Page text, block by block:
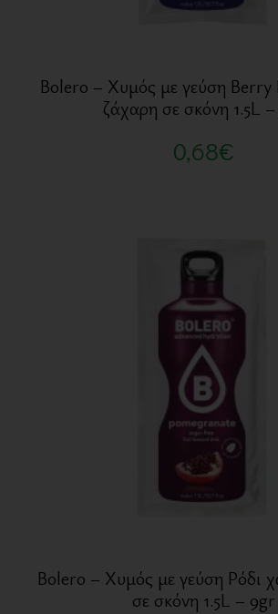
Bolero – Χυμός με γεύση Berry
ζάχαρη σε σκόνη 1.5L
0,68€
Bolero – Χυμός με γεύση Ρόδι
σε σκόνη 1.5L – 9gr